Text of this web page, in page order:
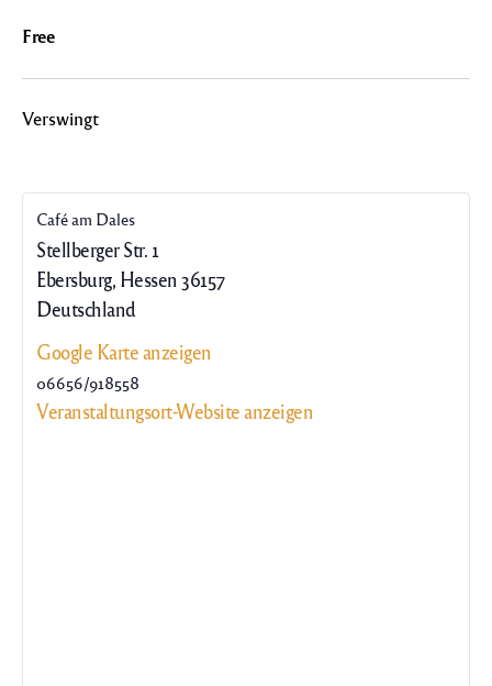
Free
Verswingt
Café am Dales
Stellberger Str. 1
Ebersburg, Hessen 36157
Deutschland
Google Karte anzeigen
06656/918558
Veranstaltungsort-Website anzeigen